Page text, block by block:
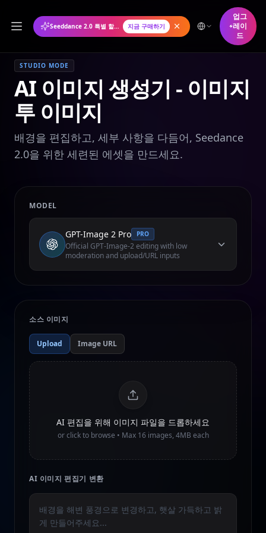
Seeddance 2.0 특별 할인: 연간 플랜 50% 할인 지금 구매하기
업그
레이
드
STUDIO MODE
AI 이미지 생성기 - 이미지
투 이미지
배경을 편집하고, 세부 사항을 다듬어, Seedance
2.0을 위한 세련된 에셋을 만드세요.
MODEL
GPT-Image 2 Pro PRO
Official GPT-Image-2 editing with low
moderation and upload/URL inputs
소스 이미지
Upload Image URL
AI 편집을 위해 이미지 파일을 드롭하세요
or click to browse • Max 16images, 4MB each
AI 이미지 편집기 변환